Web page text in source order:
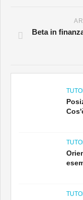
Beta in